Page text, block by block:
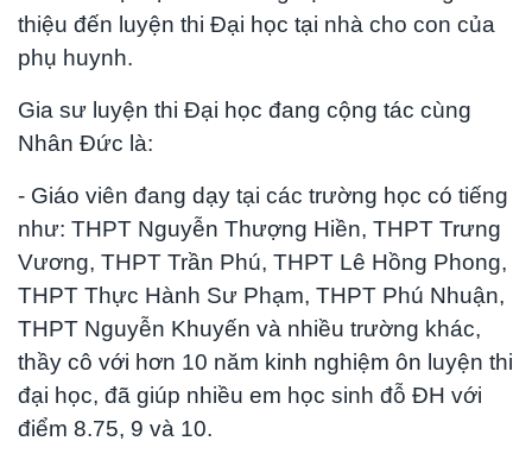
thiệu đến luyện thi Đại học tại nhà cho con của
phụ huynh.
Gia sư luyện thi Đại học đang cộng tác cùng
Nhân Đức là:
- Giáo viên đang dạy tại các trường học có tiếng
như: THPT Nguyễn Thượng Hiền, THPT Trưng
Vương, THPT Trần Phú, THPT Lê Hồng Phong,
THPT Thực Hành Sư Phạm, THPT Phú Nhuận,
THPT Nguyễn Khuyến và nhiều trường khác,
thầy cô với hơn 10 năm kinh nghiệm ôn luyện thi
đại học, đã giúp nhiều em học sinh đỗ ĐH với
điểm 8.75, 9 và 10.